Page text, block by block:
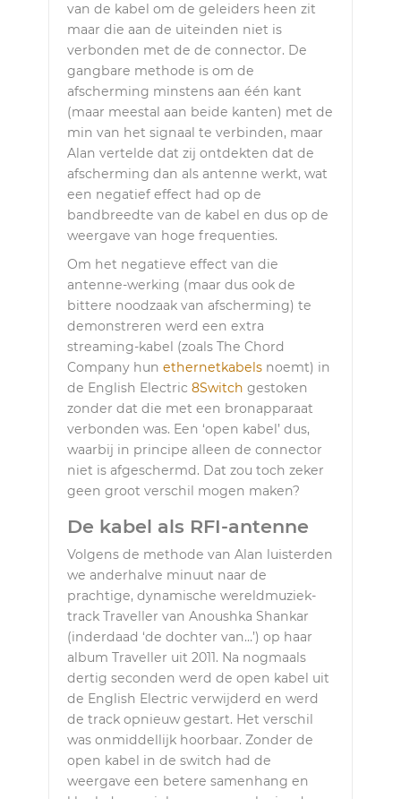
van de kabel om de geleiders heen zit
maar die aan de uiteinden niet is
verbonden met de de connector. De
gangbare methode is om de
afscherming minstens aan één kant
(maar meestal aan beide kanten) met de
min van het signaal te verbinden, maar
Alan vertelde dat zij ontdekten dat de
afscherming dan als antenne werkt, wat
een negatief effect had op de
bandbreedte van de kabel en dus op de
weergave van hoge frequenties.
Om het negatieve effect van die
antenne-werking (maar dus ook de
bittere noodzaak van afscherming) te
demonstreren werd een extra
streaming-kabel (zoals The Chord
Company hun ethernetkabels noemt) in
de English Electric 8Switch gestoken
zonder dat die met een bronapparaat
verbonden was. Een ‘open kabel’ dus,
waarbij in principe alleen de connector
niet is afgeschermd. Dat zou toch zeker
geen groot verschil mogen maken?
De kabel als RFI-antenne
Volgens de methode van Alan luisterden
we anderhalve minuut naar de
prachtige, dynamische wereldmuziek-
track Traveller van Anoushka Shankar
(inderdaad ‘de dochter van…’) op haar
album Traveller uit 2011. Na nogmaals
dertig seconden werd de open kabel uit
de English Electric verwijderd en werd
de track opnieuw gestart. Het verschil
was onmiddellijk hoorbaar. Zonder de
open kabel in de switch had de
weergave een betere samenhang en